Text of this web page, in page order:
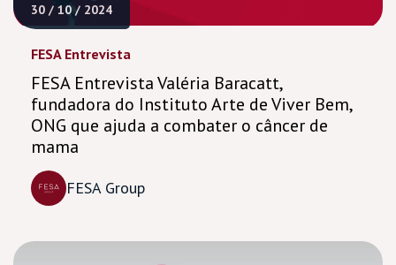
30 / 10 / 2024
FESA Entrevista
FESA Entrevista Valéria Baracatt,
fundadora do Instituto Arte de Viver Bem,
ONG que ajuda a combater o câncer de
mama
FESA Group